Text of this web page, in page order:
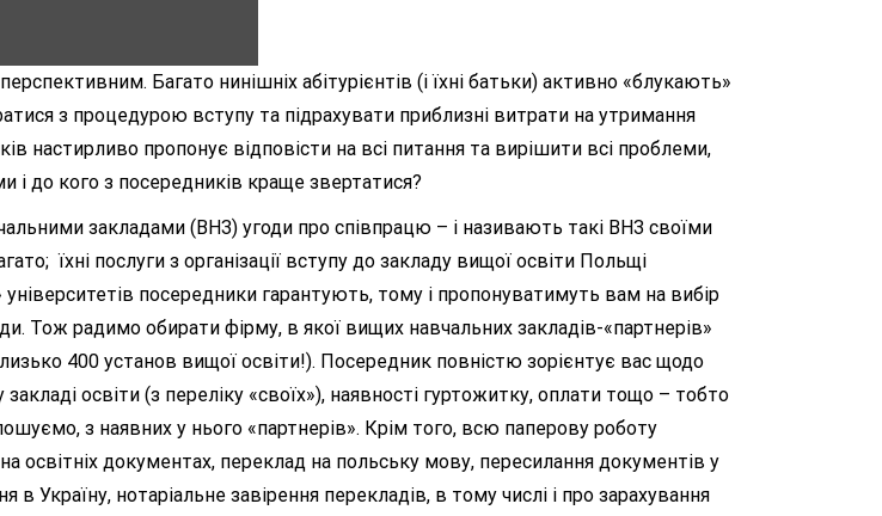
Багато нинішніх абітурієнтів (і їхні батьки) активно «блукають»
з процедурою вступу та підрахувати приблизні витрати на утримання
настирливо пропонує відповісти на всі питання та вирішити всі проблеми,
і до кого з посередників краще звертатися?
закладами (ВНЗ) угоди про співпрацю – і називають такі ВНЗ своїми
їхні послуги з організації вступу до закладу вищої освіти Польщі
посередники гарантують, тому і пропонуватимуть вам на вибір
Тож радимо обирати фірму, в якої вищих навчальних закладів-«партнерів»
400 установ вищої освіти!). Посередник повністю зорієнтує вас щодо
освіти (з переліку «своїх»), наявності гуртожитку, оплати тощо – тобто
з наявних у нього «партнерів». Крім того, всю паперову роботу
освітніх документах, переклад на польську мову, пересилання документів у
Україну, нотаріальне завірення перекладів, в тому числі і про зарахування